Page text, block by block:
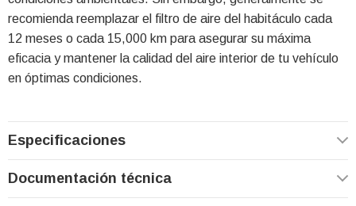
recomienda reemplazar el filtro de aire del habitáculo cada
12 meses o cada 15,000 km para asegurar su máxima
eficacia y mantener la calidad del aire interior de tu vehículo
en óptimas condiciones.
Especificaciones
Documentación técnica